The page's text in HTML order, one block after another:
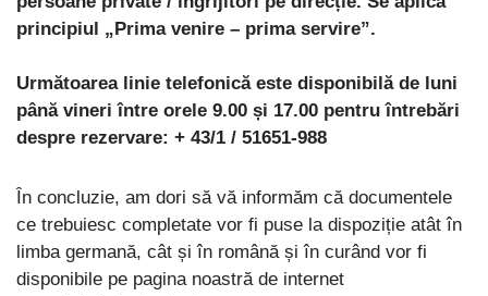
principiul „Prima venire – prima servire”.
Următoarea linie telefonică este disponibilă de luni
până vineri între orele 9.00 și 17.00 pentru întrebări
despre rezervare: + 43/1 / 51651-988
În concluzie, am dori să vă informăm că documentele
ce trebuiesc completate vor fi puse la dispoziție atât în ​​
limba germană, cât și în română și în curând vor fi
disponibile pe pagina noastră de internet